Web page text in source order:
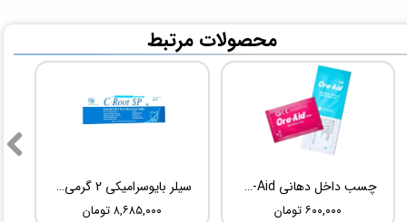
سیلر بایوسرامیکی 2 گرمی Root Dental Medical C-Root SP
۸,۶۸۵,۰۰۰ تومان
چسب داخل دهانی TBM Ora-Aid
۶۰۰,۰۰۰ تومان
​محصولات مرتبط